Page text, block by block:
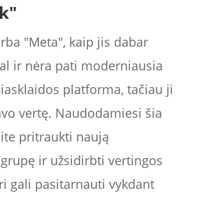
"Meta", kaip jis dabar
ir nėra pati moderniausia
platforma, tačiau ji
vertę. Naudodamiesi šia
pritraukti naują
ir užsidirbti vertingos
gali pasitarnauti vykdant